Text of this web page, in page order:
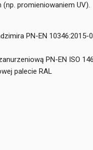
promieniowaniem UV).
PN-EN 10346:2015-
PN-EN ISO
palecie RAL